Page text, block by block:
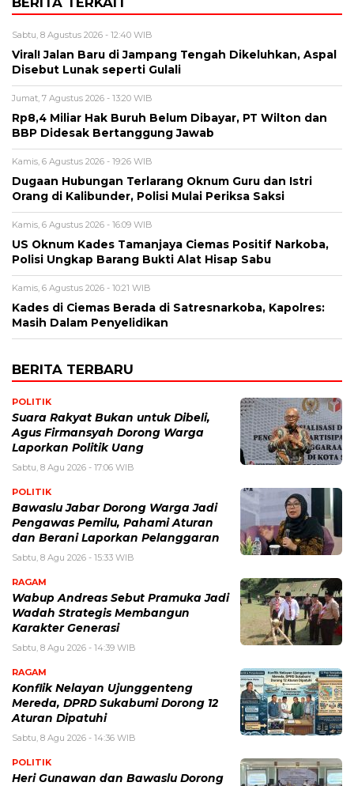
Sabtu, 8 Agustus 2026 - 12:40 WIB
Viral! Jalan Baru di Jampang Tengah Dikeluhkan, Aspal
Disebut Lunak seperti Gulali
Jumat, 7 Agustus 2026 - 13:20 WIB
Rp8,4 Miliar Hak Buruh Belum Dibayar, PT Wilton dan
BBP Didesak Bertanggung Jawab
Kamis, 6 Agustus 2026 - 19:26 WIB
Dugaan Hubungan Terlarang Oknum Guru dan Istri
Orang di Kalibunder, Polisi Mulai Periksa Saksi
Kamis, 6 Agustus 2026 - 16:09 WIB
US Oknum Kades Tamanjaya Ciemas Positif Narkoba,
Polisi Ungkap Barang Bukti Alat Hisap Sabu
Kamis, 6 Agustus 2026 - 10:21 WIB
Kades di Ciemas Berada di Satresnarkoba, Kapolres:
Masih Dalam Penyelidikan
BERITA TERBARU
POLITIK
Suara Rakyat Bukan untuk Dibeli,
Agus Firmansyah Dorong Warga
Laporkan Politik Uang
Sabtu, 8 Agu 2026 - 17:06 WIB
POLITIK
Bawaslu Jabar Dorong Warga Jadi
Pengawas Pemilu, Pahami Aturan
dan Berani Laporkan Pelanggaran
Sabtu, 8 Agu 2026 - 15:33 WIB
RAGAM
Wabup Andreas Sebut Pramuka Jadi
Wadah Strategis Membangun
Karakter Generasi ‎
Sabtu, 8 Agu 2026 - 14:39 WIB
RAGAM
Konflik Nelayan Ujunggenteng
Mereda, DPRD Sukabumi Dorong 12
Aturan Dipatuhi
Sabtu, 8 Agu 2026 - 14:36 WIB
POLITIK
Heri Gunawan dan Bawaslu Dorong